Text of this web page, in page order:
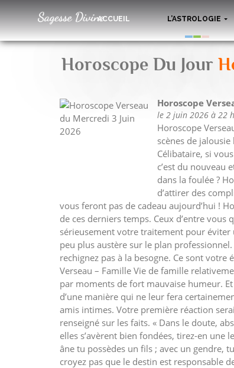
ACCUEIL L’ASTROLOGIE
Horoscope Du Jour
Horoscope
le 2 juin 2026 à 22
Horoscope
scènes de
Célibataire, si
c’est du nouveau
dans la foulée ?
d’attirer des
vous feront pas de cadeau aujourd’hui !
de ces derniers temps. Ceux d’entre
sérieusement votre traitement pour éviter
peu plus austère sur le plan
rechignez pas à la besogne. Ce sont
Verseau – Famille Vie de famille
par moments de fort mauvaise humeur.
d’une manière qui ne leur fera
amis intimes. Votre première réaction
renseigné sur les faits. « Dans le doute,
elles s’avèrent bien fondées, tirez-en
âne tu possèdes un fils ; avec un gendre,
croyez pas que le destin est responsable